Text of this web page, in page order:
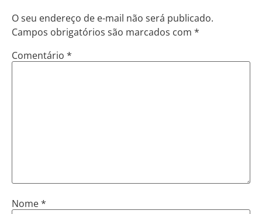
O seu endereço de e-mail não será publicado.
Campos obrigatórios são marcados com *
Comentário *
Nome*